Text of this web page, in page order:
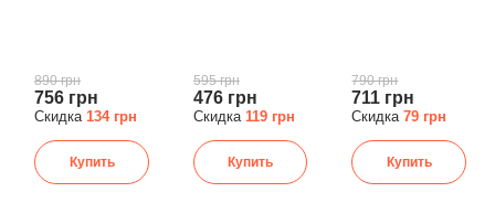
890 грн
756 грн
Скидка134 грн
Купить
595 грн
476 грн
Скидка 119 грн
Купить
790 грн
711 грн
Скидка79 грн
Купить